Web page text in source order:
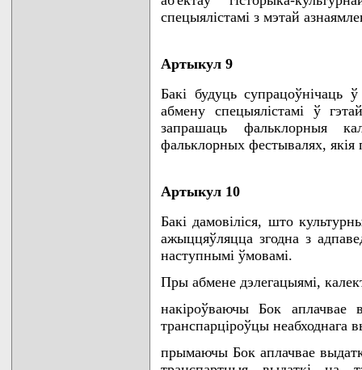
спецыялiстамi з мэтай
Артыкул 9
Бакi будуць супрацоўнiчаць
абмену спецыялiстамi ў
запрашаць фальклорныя
фальклорных фестывалях, якiя
Артыкул 10
Бакi дамовiлiся, што
ажыццяўляцца згодна з
наступнымi ўмовамi.
Пры абмене дэлегацыямi,
накiроўваючы Бок аплачвае
транспарцiроўцы неабходнага
прымаючы Бок аплачвае